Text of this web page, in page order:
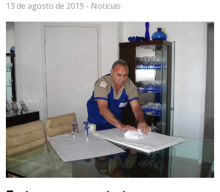
13 de agosto de 2019 - Notícias